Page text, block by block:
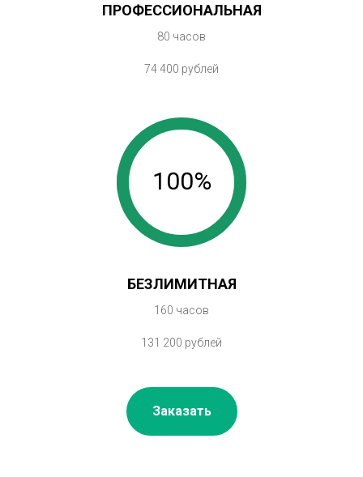
ПРОФЕССИОНАЛЬНАЯ
80 часов
74 400 рублей
100%
БЕЗЛИМИТНАЯ
160 часов
131 200 рублей
Заказать